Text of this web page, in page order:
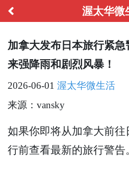
渥太华微
加拿大发布日本旅行紧
来强降雨和剧烈风暴！
2026-06-01 渥太华微生活
来源：vansky
如果你即将从加拿大前往
行前查看最新的旅行警告